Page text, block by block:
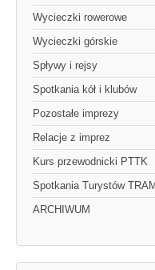
Wycieczki rowerowe
Wycieczki górskie
Spływy i rejsy
Spotkania kół i klubów
Pozostałe imprezy
Relacje z imprez
Kurs przewodnicki PTTK
Spotkania Turystów
ARCHIWUM